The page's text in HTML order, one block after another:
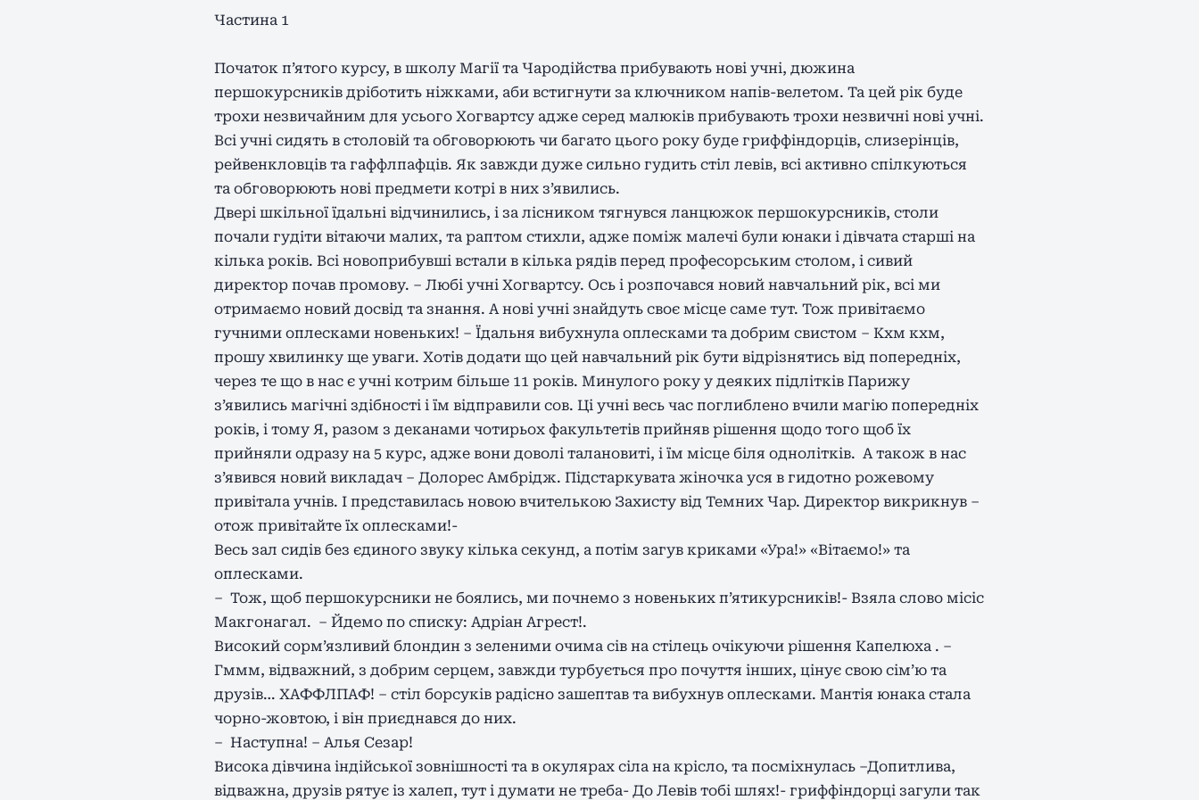
Частина 1
Початок п’ятого курсу, в школу Магії та Чародійства прибувають нові учні, дюжина
першокурсників дріботить ніжками, аби встигнути за ключником напів-велетом. Та цей рік буде
трохи незвичайним для усього Хогвартсу адже серед малюків прибувають трохи незвичні нові учні.
Всі учні сидять в столовій та обговорюють чи багато цього року буде гриффіндорців, слизерінців,
рейвенкловців та гаффлпафців. Як завжди дуже сильно гудить стіл левів, всі активно спілкуються
та обговорюють нові предмети котрі в них з’явились.
Двері шкільної їдальні відчинились, і за лісником тягнувся ланцюжок першокурсників, столи
почали гудіти вітаючи малих, та раптом стихли, адже поміж малечі були юнаки і дівчата старші на
кілька років. Всі новоприбувші встали в кілька рядів перед професорським столом, і сивий
директор почав промову. – Любі учні Хогвартсу. Ось і розпочався новий навчальний рік, всі ми
отримаємо новий досвід та знання. А нові учні знайдуть своє місце саме тут. Тож привітаємо
гучними оплесками новеньких! – Їдальня вибухнула оплесками та добрим свистом – Кхм кхм,
прошу хвилинку ще уваги. Хотів додати що цей навчальний рік бути відрізнятись від попередніх,
через те що в нас є учні котрим більше 11 років. Минулого року у деяких підлітків Парижу
з’явились магічні здібності і їм відправили сов. Ці учні весь час поглиблено вчили магію попередніх
років, і тому Я, разом з деканами чотирьох факультетів прийняв рішення щодо того щоб їх
прийняли одразу на 5 курс, адже вони доволі талановиті, і їм місце біля однолітків. А також в нас
з’явився новий викладач – Долорес Амбрідж. Підстаркувата жіночка уся в гидотно рожевому
привітала учнів. І представилась новою вчителькою Захисту від Темних Чар. Директор викрикнув –
отож привітайте їх оплесками!-
Весь зал сидів без єдиного звуку кілька секунд, а потім загув криками «Ура!» «Вітаємо!» та
оплесками.
– Тож, щоб першокурсники не боялись, ми почнемо з новеньких п’ятикурсників!- Взяла слово місіс
Макгонагал. – Йдемо по списку: Адріан Агрест!.
Високий сорм’язливий блондин з зеленими очима сів на стілець очікуючи рішення Капелюха . –
Гммм, відважний, з добрим серцем, завжди турбується про почуття інших, цінує свою сім’ю та
друзів… ХАФФЛПАФ! – стіл борсуків радісно зашептав та вибухнув оплесками. Мантія юнака стала
чорно-жовтою, і він приєднався до них.
– Наступна! – Алья Сезар!
Висока дівчина індійської зовнішності та в окулярах сіла на крісло, та посміхнулась –Допитлива,
відважна, друзів рятує із халеп, тут і думати не треба- До Левів тобі шлях!- гриффіндорці загули так